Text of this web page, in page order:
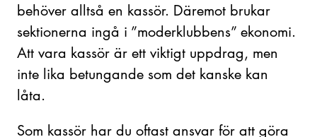
behöver alltså en kassör. Däremot brukar
sektionerna ingå i ”moderklubbens” ekonomi.
Att vara kassör är ett viktigt uppdrag, men
inte lika betungande som det kanske kan
låta.
Som kassör har du oftast ansvar för att göra